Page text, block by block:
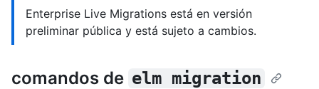
Enterprise Live Migrations está en versión
preliminar pública y está sujeto a cambios.
comandos de elm migration